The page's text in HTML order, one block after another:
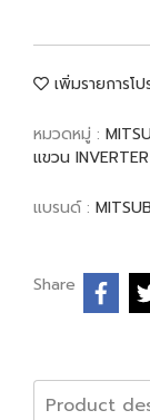
เพิ่มรายการโ
หมวดหมู่ :
แขวน
แบรนด์ :
Share
Product